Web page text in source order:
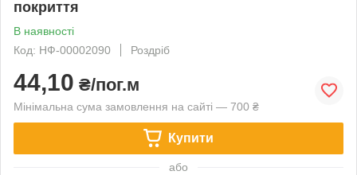
покриття
В наявності
Код: НФ-00002090
Роздріб
44,10 ₴/пог.м
Мінімальна сума замовлення на сайті — 700 ₴
Купити
або